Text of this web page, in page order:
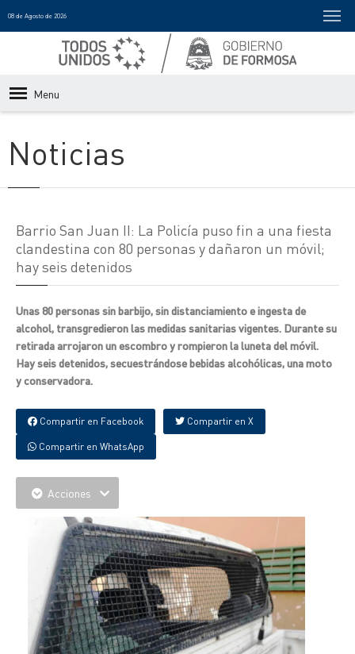
08 de Agosto de 2026
Menu
Noticias
Barrio San Juan II: La Policía puso fin a una fiesta
clandestina con 80 personas y dañaron un móvil;
hay seis detenidos
Unas 80 personas sin barbijo, sin distanciamiento e ingesta de
alcohol, transgredieron las medidas sanitarias vigentes. Durante su
retirada arrojaron un escombro y rompieron la luneta del móvil.
Hay seis detenidos, secuestrándose bebidas alcohólicas, una moto
y conservadora.
Compartir en Facebook Compartir en X
Compartir en WhatsApp
Acciones